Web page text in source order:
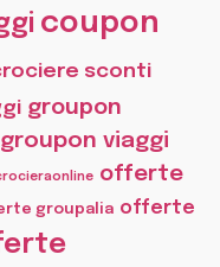
coupon
sconti
groupon
groupon viaggi
offerte
groupalia offerte